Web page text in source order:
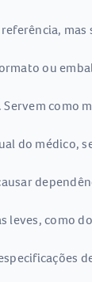
mas
ou
como
do médico,
leves, como